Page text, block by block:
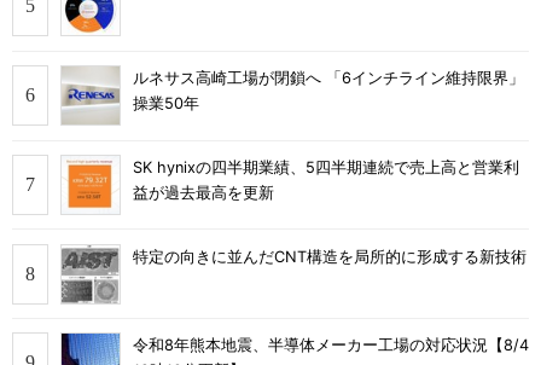
ルネサス高崎工場が閉鎖へ 「6インチライン維持限界」
操業50年
SK hynixの四半期業績、5四半期連続で売上高と営業利
益が過去最高を更新
特定の向きに並んだCNT構造を局所的に形成する新技術
令和8年熊本地震、半導体メーカー工場の対応状況【8/4